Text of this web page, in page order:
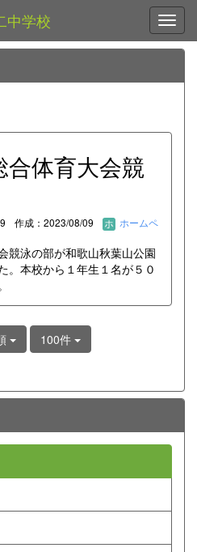
中学校
体育大会競
作成：2023/08/09
ホームペ
競泳の部が和歌山秋葉山公園
。本校から１年生１名が５０
100件